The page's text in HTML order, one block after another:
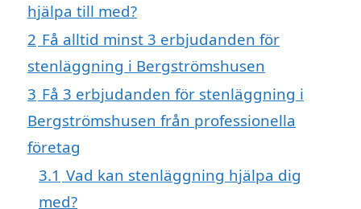
hjälpa till med?
2 Få alltid minst 3 erbjudanden för
stenläggning i Bergströmshusen
3 Få 3 erbjudanden för stenläggning i
Bergströmshusen från professionella
företag
3.1 Vad kan stenläggning hjälpa dig
med?